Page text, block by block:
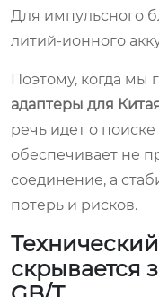
Для импульсного
литий-ионного
Поэтому, когда мы
адаптеры для
речь идет о
обеспечивает не
соединение, а
потерь и рисков.
скрывается